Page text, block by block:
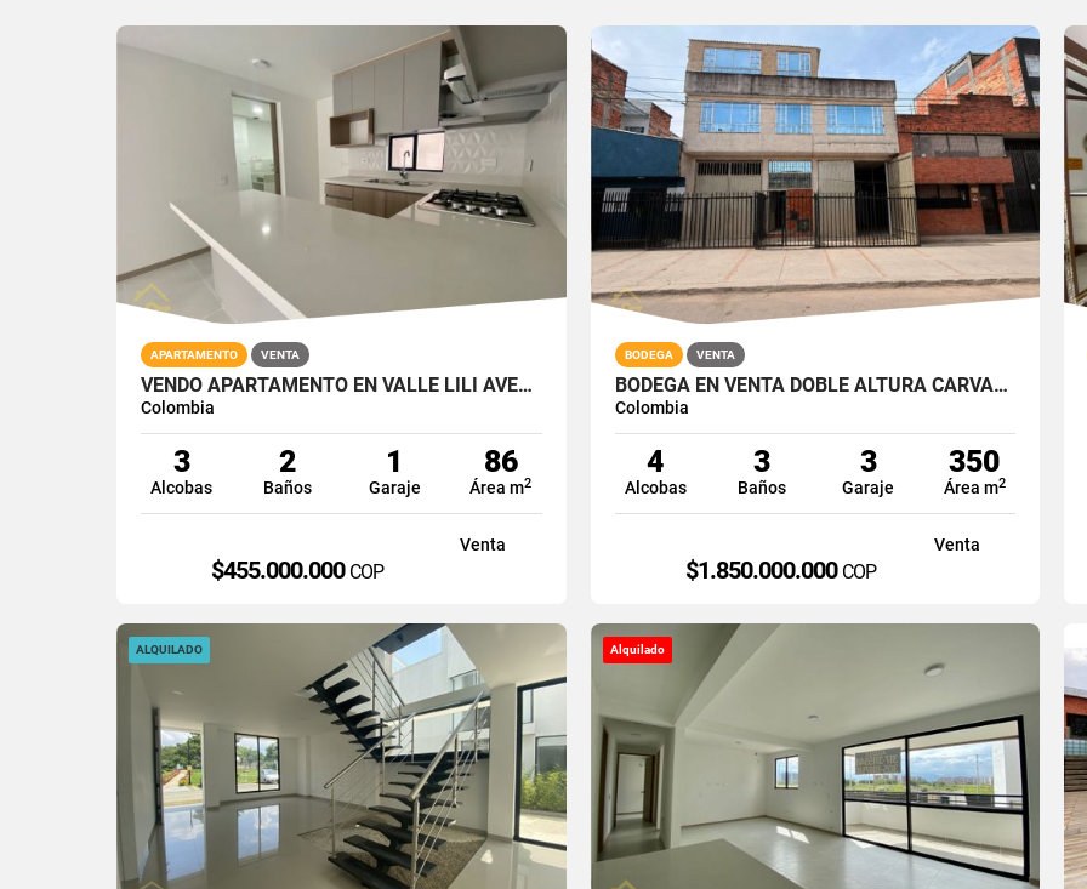
APARTAMENTO VENTA
VENDO APARTAMENTO EN VALLE LILI AVELLANA PARQUE VIVERO CALI SUR 86M2
Colombia
3
Alcobas
2
Baños
1
Garaje
86
Área m2
Venta
$455.000.000 COP
BODEGA VENTA
BODEGA EN VENTA DOBLE ALTURA CARVAJAL BOGOTA SUR 350M2
Colombia
4
Alcobas
3
Baños
3
Garaje
350
Área m2
Venta
$1.850.000.000 COP
ALQUILADO Alquilado